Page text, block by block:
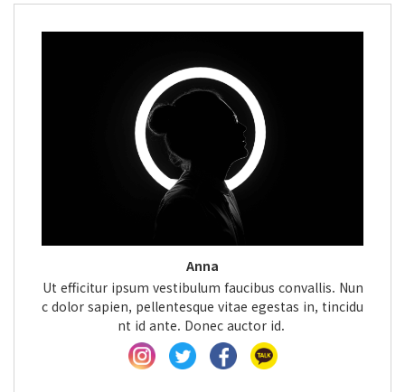
Anna
Ut efficitur ipsum vestibulum faucibus convallis. Nun
c dolor sapien, pellentesque vitae egestas in, tincidu
nt id ante. Donec auctor id.